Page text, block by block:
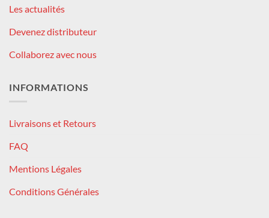
Les actualités
Devenez distributeur
Collaborez avec nous
INFORMATIONS
Livraisons et Retours
FAQ
Mentions Légales
Conditions Générales